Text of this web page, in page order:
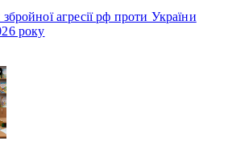
агресії рф проти України
року